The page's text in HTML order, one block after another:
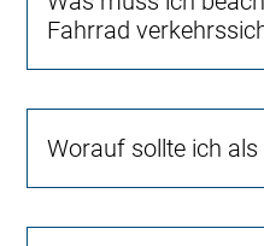
Fahrrad
Worauf sollte ich